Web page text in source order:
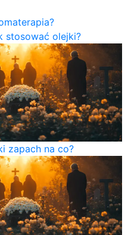
stosować olejki?
zapach na co?